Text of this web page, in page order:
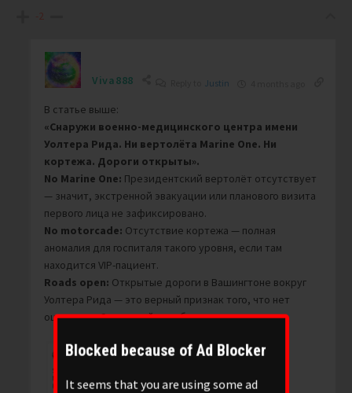
Blocked because of Ad Blocker
It seems that you are using some ad
-2
Viva888 Justin
В статье выше:
«Снаружи военно-медицинского центра имени
Уолтера Рида. Ни вертолёта Marine One. Ни
кортежа. Дороги открыты».
No Marine One: Президентский вертолёт отсутствует
— значит, экстренной эвакуации или планового визита
первого лица не зафиксировано.
No motorcade: Отсутствие кортежа — полная
аномалия для госпиталя такого уровня, если там
находится VIP-пациент.
Roads open: Открытые дороги в Вашингтоне вокруг
Уолтера Рида — это верный признак того, что нет
оцепления Секретной службы.